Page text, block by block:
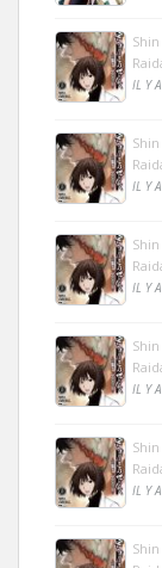
IL Y
IL Y
IL Y
IL Y
IL Y